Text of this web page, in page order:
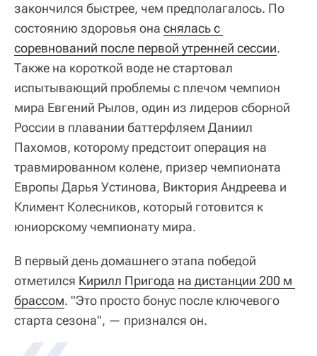
закончился быстрее, чем предполагалось. По
состоянию здоровья она снялась с
соревнований после первой утренней сессии.
Также на короткой воде не стартовал
испытывающий проблемы с плечом чемпион
мира Евгений Рылов, один из лидеров сборной
России в плавании баттерфляем Даниил
Пахомов, которому предстоит операция на
травмированном колене, призер чемпионата
Европы Дарья Устинова, Виктория Андреева и
Климент Колесников, который готовится к
юниорскому чемпионату мира.
В первый день домашнего этапа победой
отметился Кирилл Пригода на дистанции 200 м
брассом. "Это просто бонус после ключевого
старта сезона", — признался он.